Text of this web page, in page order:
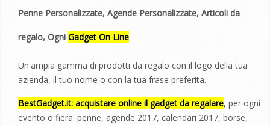
Penne Personalizzate, Agende Personalizzate, Articoli da
regalo, Ogni Gadget On Line.
Un'ampia gamma di prodotti da regalo con il logo della tua
azienda, il tuo nome o con la tua frase preferita.
BestGadget.it: acquistare online il gadget da regalare, per ogni
evento o fiera: penne, agende 2017, calendari 2017, borse,